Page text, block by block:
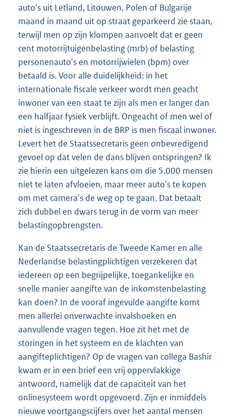
auto's uit Letland, Litouwen, Polen of Bulgarije
maand in maand uit op straat geparkeerd zie staan,
terwijl men op zijn klompen aanvoelt dat er geen
cent motorrijtuigenbelasting (mrb) of belasting
personenauto's en motorrijwielen (bpm) over
betaald is. Voor alle duidelijkheid: in het
internationale fiscale verkeer wordt men geacht
inwoner van een staat te zijn als men er langer dan
een halfjaar fysiek verblijft. Ongeacht of men wel of
niet is ingeschreven in de BRP is men fiscaal inwoner.
Levert het de Staatssecretaris geen onbevredigend
gevoel op dat velen de dans blijven ontspringen? Ik
zie hierin een uitgelezen kans om die 5.000 mensen
niet te laten afvloeien, maar meer auto's te kopen
om met camera's de weg op te gaan. Dat betaalt
zich dubbel en dwars terug in de vorm van meer
belastingopbrengsten.
Kan de Staatssecretaris de Tweede Kamer en alle
Nederlandse belastingplichtigen verzekeren dat
iedereen op een begrijpelijke, toegankelijke en
snelle manier aangifte van de inkomstenbelasting
kan doen? In de vooraf ingevulde aangifte komt
men allerlei onverwachte invalshoeken en
aanvullende vragen tegen. Hoe zit het met de
storingen in het systeem en de klachten van
aangifteplichtigen? Op de vragen van collega Bashir
kwam er in een brief een vrij oppervlakkige
antwoord, namelijk dat de capaciteit van het
onlinesysteem wordt opgevoerd. Zijn er inmiddels
nieuwe voortgangscijfers over het aantal mensen